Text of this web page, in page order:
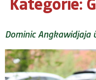
Dominic